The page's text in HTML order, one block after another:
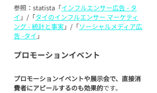
参照：statista「インフルエンサー広告 - タ
イ 」/「タイのインフルエンサー マーケティ
ング - 統計と事実」/「ソーシャルメディア広
告 -タイ 」
プロモーションイベント
プロモーションイベントや展示会で、直接消
費者にアピールするのも効果的です。